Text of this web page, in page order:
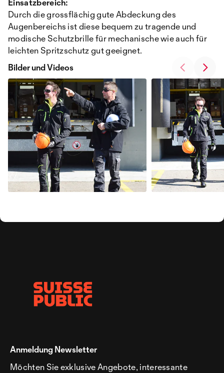
Einsatzbereich:
Durch die grossflächig gute Abdeckung des
Augenbereichs ist diese bequem zu tragende und
modische Schutzbrille für mechanische wie auch für
leichten Spritzschutz gut geeignet.
Bilder und Videos
Anmeldung Newsletter
Möchten Sie exklusive Angebote, interessante